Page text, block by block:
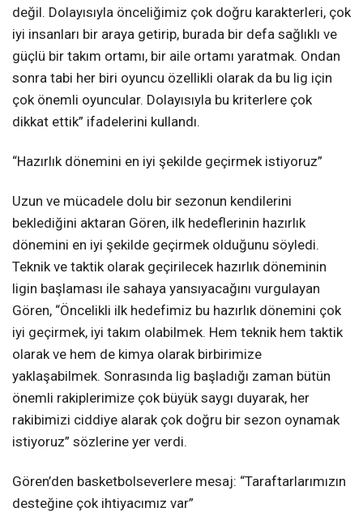
değil. Dolayısıyla önceliğimiz çok doğru karakterleri, çok
iyi insanları bir araya getirip, burada bir defa sağlıklı ve
güçlü bir takım ortamı, bir aile ortamı yaratmak. Ondan
sonra tabi her biri oyuncu özellikli olarak da bu lig için
çok önemli oyuncular. Dolayısıyla bu kriterlere çok
dikkat ettik” ifadelerini kullandı.
“Hazırlık dönemini en iyi şekilde geçirmek istiyoruz”
Uzun ve mücadele dolu bir sezonun kendilerini
beklediğini aktaran Gören, ilk hedeflerinin hazırlık
dönemini en iyi şekilde geçirmek olduğunu söyledi.
Teknik ve taktik olarak geçirilecek hazırlık döneminin
ligin başlaması ile sahaya yansıyacağını vurgulayan
Gören, “Öncelikli ilk hedefimiz bu hazırlık dönemini çok
iyi geçirmek, iyi takım olabilmek. Hem teknik hem taktik
olarak ve hem de kimya olarak birbirimize
yaklaşabilmek. Sonrasında lig başladığı zaman bütün
önemli rakiplerimize çok büyük saygı duyarak, her
rakibimizi ciddiye alarak çok doğru bir sezon oynamak
istiyoruz” sözlerine yer verdi.
Gören’den basketbolseverlere mesaj: “Taraftarlarımızın
desteğine çok ihtiyacımız var”